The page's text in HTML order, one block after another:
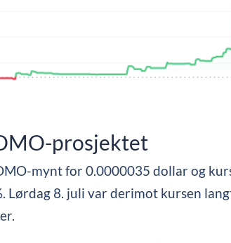
prosjektet
mynt for 0.0000035 dollar og
Lørdag 8. juli var derimot kursen